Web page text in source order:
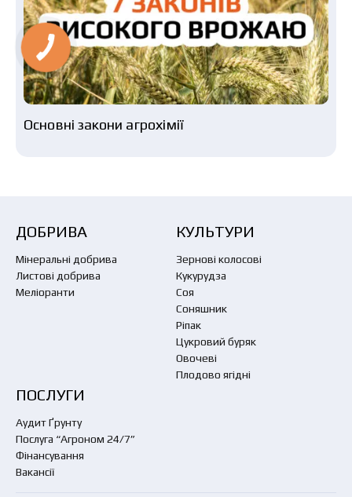
Основні закони агрохімії
ДОБРИВА
Мінеральні добрива
Листові добрива
Меліоранти
КУЛЬТУРИ
Зернові колосові
Кукурудза
Соя
Соняшник
Ріпак
Цукровий буряк
Овочеві
Плодово ягідні
ПОСЛУГИ
Аудит Ґрунту
Послуга “Агроном 24/7”
Фінансування
Вакансії